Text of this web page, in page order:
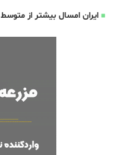
ایران امسال بیشتر از متوسط 5 ساله غله تولید می‌کند